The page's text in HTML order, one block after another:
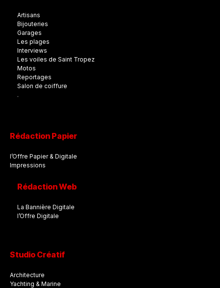
Artisans
Bijouteries
Garages
Les plages
Interviews
Les voiles de Saint Tropez
Motos
Reportages
Salon de coiffure
.
Rédaction Papier
l’Offre Papier & Digitale
Impressions
Rédaction Web
La Bannière Digitale
l’Offre Digitale
Studio Créatif
Architecture
Yachting & Marine